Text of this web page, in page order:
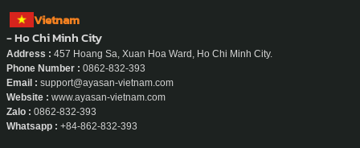
Vietnam
- Ho Chi Minh City
Address : 457 Hoang Sa, Xuan Hoa Ward, Ho Chi Minh City.
Phone Number : 0862-832-393
Email : support@ayasan-vietnam.com
Website : www.ayasan-vietnam.com
Zalo : 0862-832-393
Whatsapp : +84-862-832-393